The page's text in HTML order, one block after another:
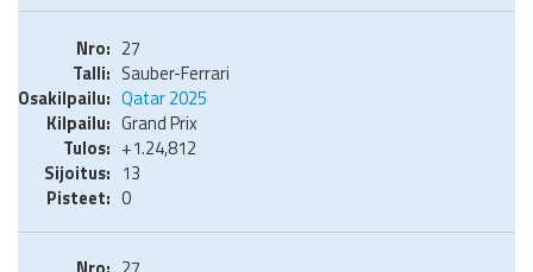
27
Sauber-Ferrari
Qatar 2025
Grand Prix
+1.24,812
13
0